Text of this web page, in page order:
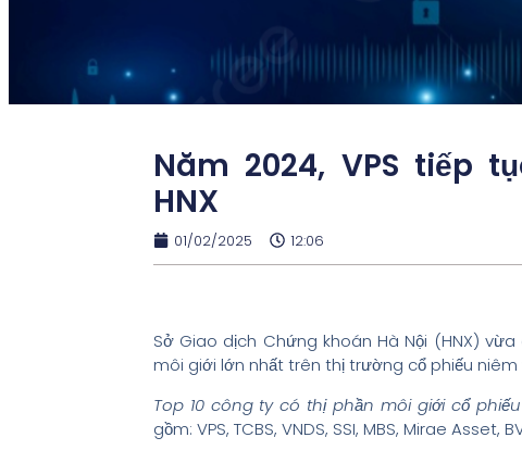
Năm 2024, VPS tiếp
HNX
01/02/2025 12:06
Sở Giao dịch Chứng khoán Hà Nội (HNX)
môi giới lớn nhất trên thị trường cổ phiếu
Top 10 công ty có thị phần môi giới cổ
gồm: VPS, TCBS, VNDS, SSI, MBS, Mirae Asset,